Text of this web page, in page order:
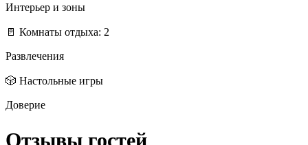
Интерьер и зоны
🚪 Комнаты отдыха: 2
Развлечения
🎲 Настольные игры
Доверие
Отзывы гостей